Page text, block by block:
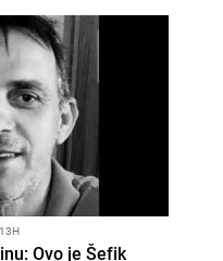
Ovo je Šefik